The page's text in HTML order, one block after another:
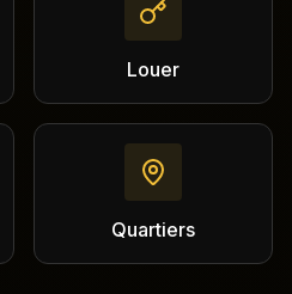
Louer
Quartiers